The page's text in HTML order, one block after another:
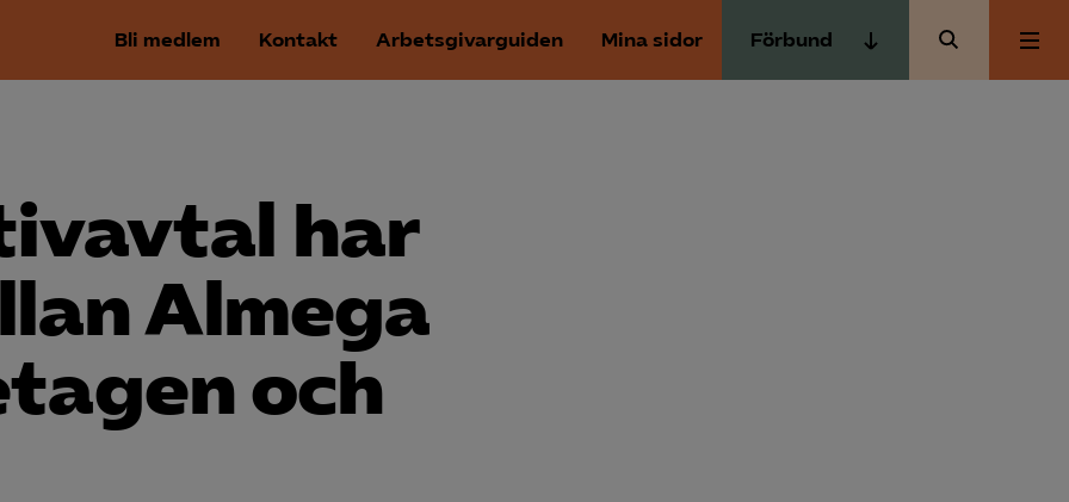
Bli medlem Kontakt Arbetsgivarguiden Mina sidor Förbund
har
Almega
och